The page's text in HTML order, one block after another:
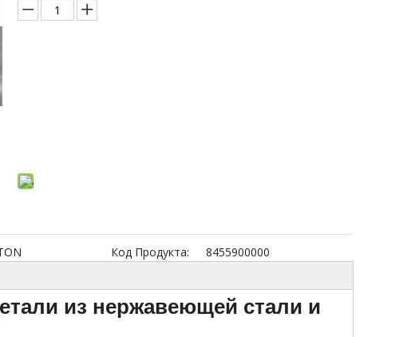
Код Продукта:
8455900000
из нержавеющей стали и